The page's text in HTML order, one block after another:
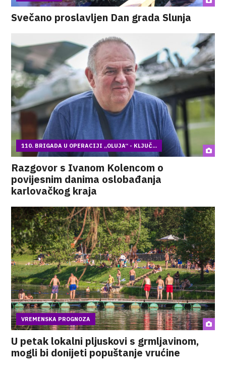
Svečano proslavljen Dan grada Slunja
110. BRIGADA U OPERACIJI „OLUJA“ - KLJUČ...
Razgovor s Ivanom Kolencom o
povijesnim danima oslobađanja
karlovačkog kraja
VREMENSKA PROGNOZA
U petak lokalni pljuskovi s grmljavinom,
mogli bi donijeti popuštanje vrućine